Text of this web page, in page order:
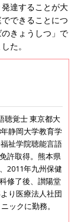
達することが大
できることにつ
きょうしつ」で
た。
聴覚士 東京都大
静岡大学教育学
祉学院聴能言語
許取得。熊本県
2011年九州保健
修了後、讃陽堂
り医療法人社団
ックに勤務。